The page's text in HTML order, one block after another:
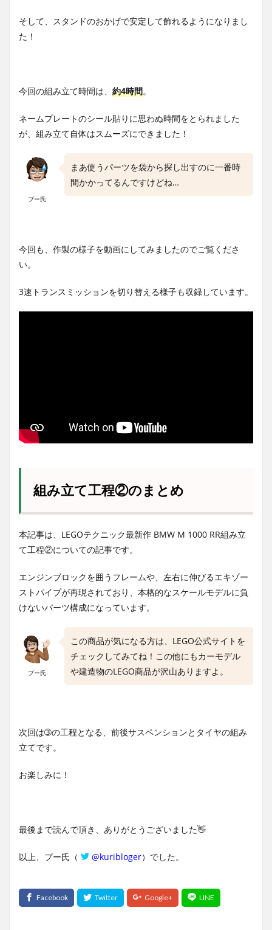
そして、スタンドのおかげで安定して飾れるようになりまし
た！
今回の組み立て時間は、 約4時間。
ネームプレートのシール貼りに思わぬ時間をとられました
が、組み立て自体はスムーズにできました！
プー氏
まあ使うパーツを袋から探し出すのに一番時
間かかってるんですけどね…
今回も、作製の様子を動画にしてみましたのでご覧くださ
い。
3速トランスミッションを切り替える様子も収録しています。
組み立て工程②のまとめ
本記事は、LEGOテクニック最新作 BMW M 1000 RR組み立
て工程②についての記事です。
エンジンブロックを囲うフレームや、左右に伸びるエキゾー
ストパイプが再現されており、本格的なスケールモデルに負
けないパーツ構成になっています。
プー氏
この商品が気になる方は、LEGO公式サイトを
チェックしてみてね！この他にもカーモデル
や建造物のLEGO商品が沢山ありますよ。
次回は➂の工程となる、前後サスペンションとタイヤの組み
立てです。
お楽しみに！
最後まで読んで頂き、ありがとうございました👋
以上、プー氏（ @kuribloger）でした。